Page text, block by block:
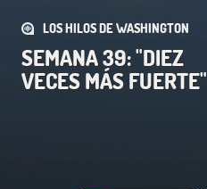
LOS HILOS DE WASHINGTON
SEMANA 39: "DIEZ
VECES MÁS FUERTE"